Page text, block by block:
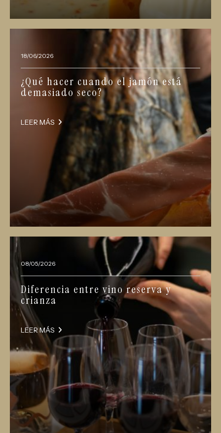
18/06/2026
¿Qué hacer cuando el jamón está
demasiado seco?
LEER MÁS
08/05/2026
Diferencia entre vino reserva y
crianza
LEER MÁS